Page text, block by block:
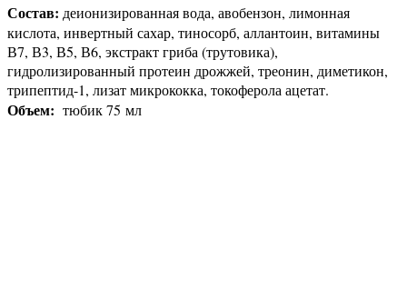
Состав: деионизированная вода, авобензон, лимонная
кислота, инвертный сахар, тиносорб, аллантоин, витамины
В7, В3, В5, В6, экстракт гриба (трутовика),
гидролизированный протеин дрожжей, треонин, диметикон,
трипептид-1, лизат микрококка, токоферола ацетат.
Объем: тюбик 75 мл